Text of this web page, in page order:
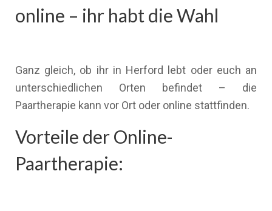
online – ihr habt die Wahl
Ganz gleich, ob ihr in Herford lebt oder euch an
unterschiedlichen Orten befindet – die
Paartherapie kann vor Ort oder online stattfinden.
Vorteile der Online-
Paartherapie: